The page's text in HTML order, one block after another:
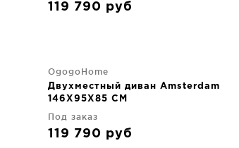
119 790 руб
OgogoHome
Двухместный диван Amsterdam
146X95X85 CM
Под заказ
119 790 руб